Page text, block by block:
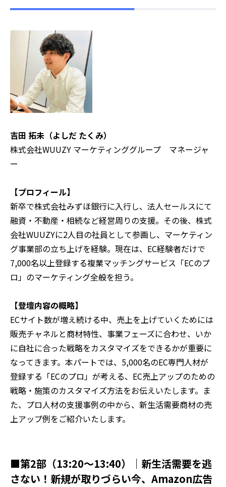
吉田 拓未（よしだ たくみ）
株式会社WUUZY マーケティンググループ マネージャ
ー
‍【プロフィール】
新卒で株式会社みずほ銀行に入行し、法人セールスにて
融資・不動産・相続など経営周りの支援。その後、株式
会社WUUZYに2人目の社員として参画し、マーケティン
グ事業部の立ち上げを経験。現在は、EC経験者だけで
7,000名以上登録する複業マッチングサービス「ECのプ
ロ」のマーケティング全般を担う。
【登壇内容の概略】
ECサイト数が増え続ける中、売上を上げていくためには
販売チャネルと商材特性、事業フェーズに合わせ、いか
に自社に合った戦略をカスタマイズをできるかが重要に
なってきます。本パートでは、5,000名のEC専門人材が
登録する「ECのプロ」が考える、EC売上アップのための
戦略・施策のカスタマイズ方法をお伝えいたします。ま
た、プロ人材の支援事例の中から、新生活需要商材の売
上アップ例をご紹介いたします。
■第2部（13:20～13:40）｜新生活需要を逃
さない！新規が取りづらい今、Amazon広告